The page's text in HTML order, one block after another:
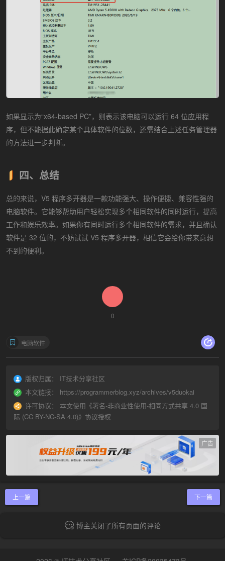
如果显示为“x64-based PC”，则表示该电脑可以运行 64 位应用程
序，但不能据此确定某个具体软件的位数，还需结合上述任务管理器
的方法进一步判断。
四、总结
总的来说，V5 程序多开器是一款功能强大、操作便捷、兼容性强的
电脑软件。它能够帮助用户轻松实现多个相同软件的同时运行，提高
工作和娱乐效率。如果你有同时运行多个相同软件的需求，并且确认
软件是 32 位的，不妨试试 V5 程序多开器，相信它会给你带来意想
不到的便利。
0
电脑软件
版权归属：
IT技术分享社区
本文链接：
https://programmerblog.xyz/archives/v5duokai
许可协议：
本文使用《署名-非商业性使用-相同方式共享 4.0 国
际 (CC BY-NC-SA 4.0)》协议授权
广告
上一篇 下一篇
博主关闭了所有页面的评论